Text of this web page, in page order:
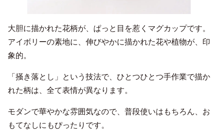
大胆に描かれた花柄が、ぱっと目を惹くマグカップです。
アイボリーの素地に、伸びやかに描かれた花や植物が、印
象的。
「掻き落とし」という技法で、ひとつひとつ手作業で描か
れた柄は、全て表情が異なります。
モダンで華やかな雰囲気なので、普段使いはもちろん、お
もてなしにもぴったりです。